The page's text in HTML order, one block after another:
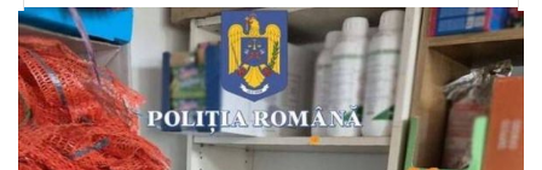
SPORT
SPECIAL
POLITIC